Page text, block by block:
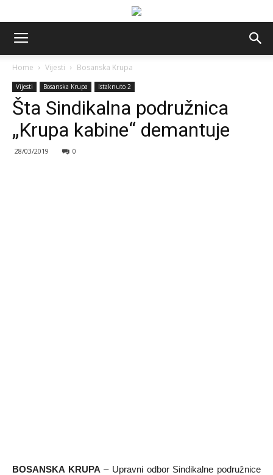
Home Vijesti Bosanska Krupa
Vijesti Bosanska Krupa Istaknuto 2
Šta Sindikalna podružnica
„Krupa kabine“ demantuje
28/03/2019 0
BOSANSKA KRUPA – Upravni odbor Sindikalne podružnice